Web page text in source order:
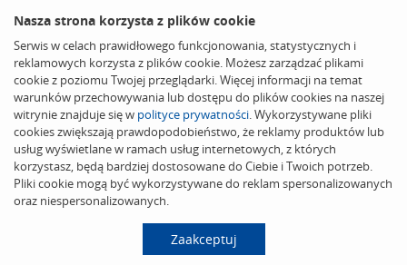
Nasza strona korzysta z plików cookie
Serwis w celach prawidłowego funkcjonowania, statystycznych i
reklamowych korzysta z plików cookie. Możesz zarządzać plikami
cookie z poziomu Twojej przeglądarki. Więcej informacji na temat
warunków przechowywania lub dostępu do plików cookies na naszej
witrynie znajduje się w polityce prywatności. Wykorzystywane pliki
cookies zwiększają prawdopodobieństwo, że reklamy produktów lub
usług wyświetlane w ramach usług internetowych, z których
korzystasz, będą bardziej dostosowane do Ciebie i Twoich potrzeb.
Pliki cookie mogą być wykorzystywane do reklam spersonalizowanych
oraz niespersonalizowanych.
Zaakceptuj